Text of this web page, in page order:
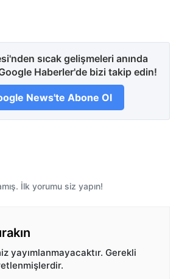
sıcak gelişmeleri anında
Haberler'de bizi takip edin!
News'te Abone Ol
İlk yorumu siz yapın!
yayımlanmayacaktır. Gerekli